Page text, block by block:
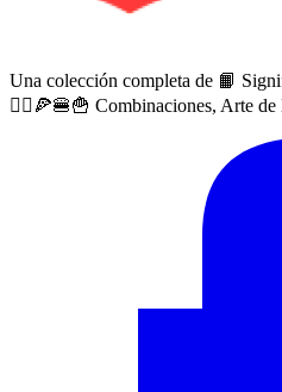
Una colección completa de 📙
🙅‍♀️🍕🍔🍟 Combinaciones, Arte de